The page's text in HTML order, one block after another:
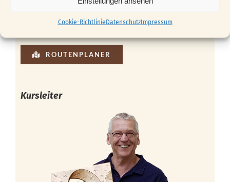
Cookie-RichtlinieDatenschutzImpressum
ROUTENPLANER
Kursleiter